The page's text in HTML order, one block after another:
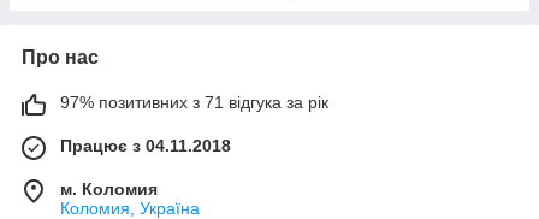
Про нас
97% позитивних з 71 відгука за рік
Працює з 04.11.2018
м. Коломия
Коломия, Україна